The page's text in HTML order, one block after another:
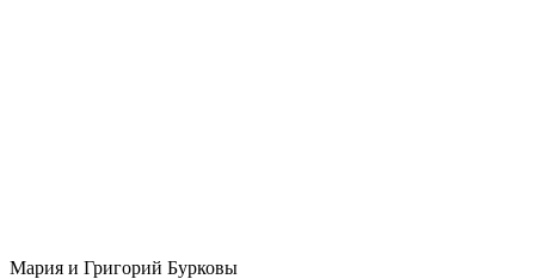
Мария и Григорий Бурковы